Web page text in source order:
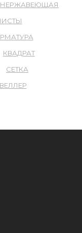
НЕРЖАВЕЮЩАЯ
КВАДРАТ
СЕТКА